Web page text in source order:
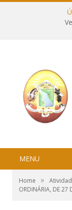
MENU
Home »
ORDINÁRIA, DE 27